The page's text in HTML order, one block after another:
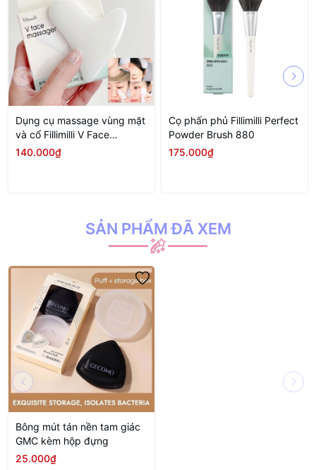
Dụng cụ massage vùng mặt
và cổ Fillimilli V Face
Massager
140.000₫
Cọ phấn phủ Fillimilli Perfect
Powder Brush 880
175.000₫
SẢN PHẨM ĐÃ XEM
Bông mút tán nền tam giác
GMC kèm hộp đựng
25.000₫